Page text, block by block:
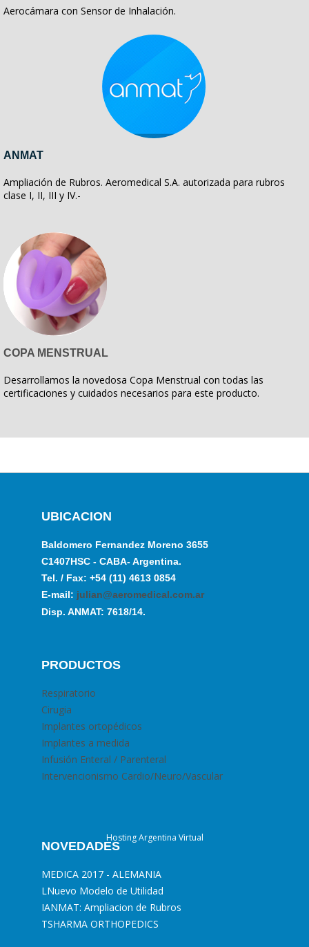
Aerocámara con Sensor de Inhalación.
ANMAT
Ampliación de Rubros. Aeromedical S.A. autorizada para rubros
clase I, II, III y IV.-
COPA MENSTRUAL
Desarrollamos la novedosa Copa Menstrual con todas las
certificaciones y cuidados necesarios para este producto.
UBICACION
Baldomero Fernandez Moreno 3655
C1407HSC - CABA- Argentina.
Tel. / Fax: +54 (11) 4613 0854
E-mail: julian@aeromedical.com.ar
Disp. ANMAT: 7618/14.
PRODUCTOS
Respiratorio
Cirugia
Implantes ortopédicos
Implantes a medida
Infusión Enteral / Parenteral
Intervencionismo Cardio/Neuro/Vascular
NOVEDADES
MEDICA 2017 - ALEMANIA
LNuevo Modelo de Utilidad
IANMAT: Ampliacion de Rubros
TSHARMA ORTHOPEDICS
Hosting Argentina Virtual